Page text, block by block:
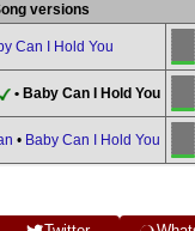
versions
Can I Hold You
• Baby Can I Hold You
• Baby Can I Hold You